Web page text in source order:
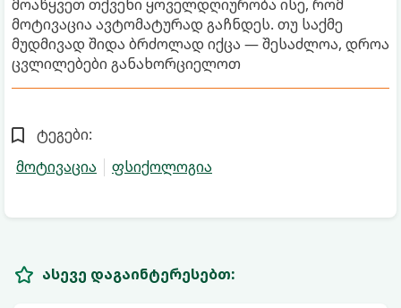
მოაწყვეთ თქვენი ყოველდღიურობა ისე, რომ
მოტივაცია ავტომატურად გაჩნდეს. თუ საქმე
მუდმივად შიდა ბრძოლად იქცა — შესაძლოა, დროა
ცვლილებები განახორციელოთ
ტეგები:
მოტივაცია
ფსიქოლოგია
ასევე დაგაინტერესებთ: